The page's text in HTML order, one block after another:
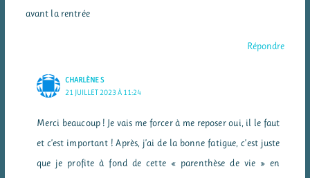
avant la rentrée
Répondre
CHARLÈNE S
21 JUILLET 2023 À 11:24
Merci beaucoup ! Je vais me forcer à me reposer oui, il le faut
et c’est important ! Après, j’ai de la bonne fatigue, c’est juste
que je profite à fond de cette « parenthèse de vie » en